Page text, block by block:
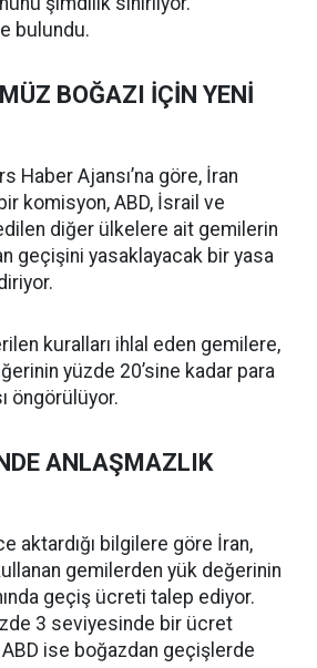
bulundu.
BOĞAZI İÇİN YENİ
Haber Ajansı’na göre, İran
komisyon, ABD, İsrail ve
diğer ülkelere ait gemilerin
geçişini yasaklayacak bir yasa
kuralları ihlal eden gemilere,
yüzde 20’sine kadar para
öngörülüyor.
ANLAŞMAZLIK
aktardığı bilgilere göre İran,
gemilerden yük değerinin
geçiş ücreti talep ediyor.
3 seviyesinde bir ücret
ise boğazdan geçişlerde